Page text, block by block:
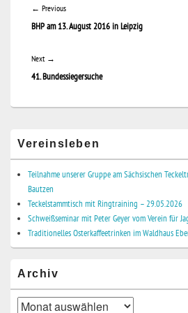
← PreviousPrevious
post:
BHP am 13. August 2016 in Leipzig
Next →
post:
41. Bundessiegersuche
Sidebar
Widget
Area
Vereinsleben
Teilnahme unserer Gruppe am Sächsischen
Bautzen
Teckelstammtisch mit Ringtraining – 29.05.2026
Schweißseminar mit Peter Geyer vom Verein für
Traditionelles Osterkaffeetrinken im Waldhaus
Archiv
Archiv